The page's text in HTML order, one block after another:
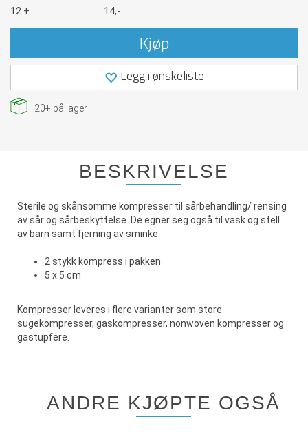
12 +
14,-
Kjøp
Legg i ønskeliste
20+ på lager
BESKRIVELSE
Sterile og skånsomme kompresser til sårbehandling/ rensing
av sår og sårbeskyttelse. De egner seg også til vask og stell
av barn samt fjerning av sminke.
2 stykk kompress i pakken
5 x 5 cm
Kompresser leveres i flere varianter som store
sugekompresser, gaskompresser, nonwoven kompresser og
gastupfere.
ANDRE KJØPTE OGSÅ